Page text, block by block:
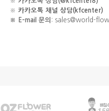
※ 카카오톡 채널 상담(kfcenter)
※ E-mail 문의 : sales@world-